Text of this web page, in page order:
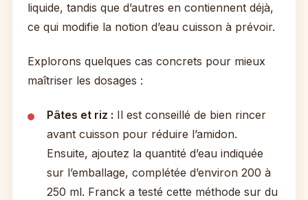
liquide, tandis que d’autres en contiennent déjà,
ce qui modifie la notion d’eau cuisson à prévoir.
Explorons quelques cas concrets pour mieux
maîtriser les dosages :
Pâtes et riz : Il est conseillé de bien rincer
avant cuisson pour réduire l’amidon.
Ensuite, ajoutez la quantité d’eau indiquée
sur l’emballage, complétée d’environ 200 à
250 ml. Franck a testé cette méthode sur du